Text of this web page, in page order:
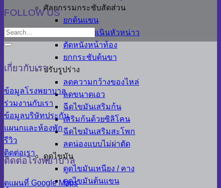
ศัลยกรรมกระชับสัดส่วน
ยกต้นแขน
ยกกระชับเนินหัวหน่าว
ตัดหนังหน้าท้อง
ยกกระชับต้นขา
ปรับรูปร่าง
ลดความกว้างของไหล่
ลดขนาดเอว
ฉีดไขมันเสริมก้น
เสริมก้นด้วยซิลิโคน
ฉีดไขมันเสริมสะโพก
ลดน่องแบบไม่ผ่าตัด
ดูดไขมัน
ดูดไขมันเหนียง / คาง
ดูดไขมันต้นแขน
FOLLOW US
เกี่ยวกับเรา
ข้อมูลโรงพยาบาล
ร่วมงานกับเรา
ข้อมูลบริษัทประกัน
แผนกและห้องพัก
รีวิว
ติดต่อเรา
ติดต่อโรงพยาบาล
ดูแผนที่ Google Maps